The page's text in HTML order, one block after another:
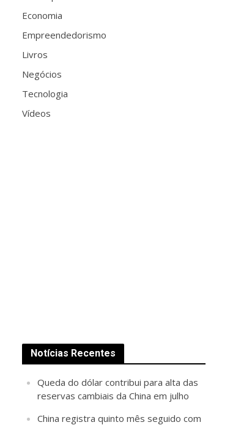
Economia
Empreendedorismo
Livros
Negócios
Tecnologia
Vídeos
Notícias Recentes
Queda do dólar contribui para alta das
reservas cambiais da China em julho
China registra quinto mês seguido com